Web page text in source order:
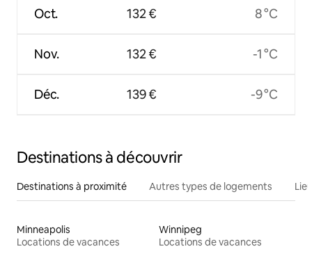
Oct.
Nov.
Déc.
132 €
132 €
139 €
8 °C
-1 °C
-9 °C
Destinations à découvrir
Destinations à proximité Autres types de logements
Minneapolis
Locations de vacances
Winnipeg
Locations de vacances